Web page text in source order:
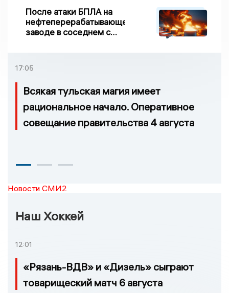
После атаки БПЛА на
нефтеперерабатывающем
заводе в соседнем с
17:05
Всякая тульская магия имеет
рациональное начало. Оперативное
совещание правительства 4 августа
Новости СМИ2
Наш Хоккей
12:01
«Рязань-ВДВ» и «Дизель» сыграют
товарищеский матч 6 августа